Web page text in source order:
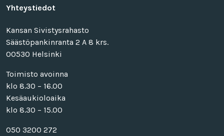
Yhteystiedot
Kansan Sivistysrahasto
Säästöpankinranta 2 A 8 krs.
00530 Helsinki
Toimisto avoinna
klo 8.30 – 16.00
Kesäaukioloaika
klo 8.30 – 15.00
050 3200 272